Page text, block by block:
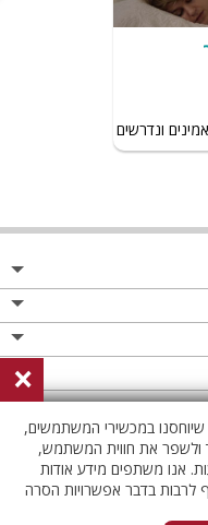
ונדרשים לשמור על רמת
×
שיוחסנו במכשירי המשתמשים,
ולשפר את חווית המשתמש,
אנו משתפים מידע אודות
לרבות בדבר אפשרויות הסרה